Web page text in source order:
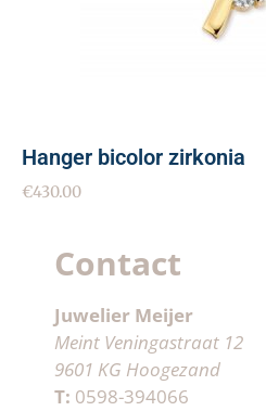
Hanger bicolor zirkonia
€430.00
Contact
Juwelier Meijer
Meint Veningastraat 12
9601 KG Hoogezand
T: 0598-394066